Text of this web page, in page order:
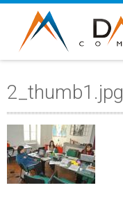
2_thumb1.jpg